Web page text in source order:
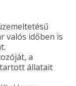
valós időben is
a
állatait